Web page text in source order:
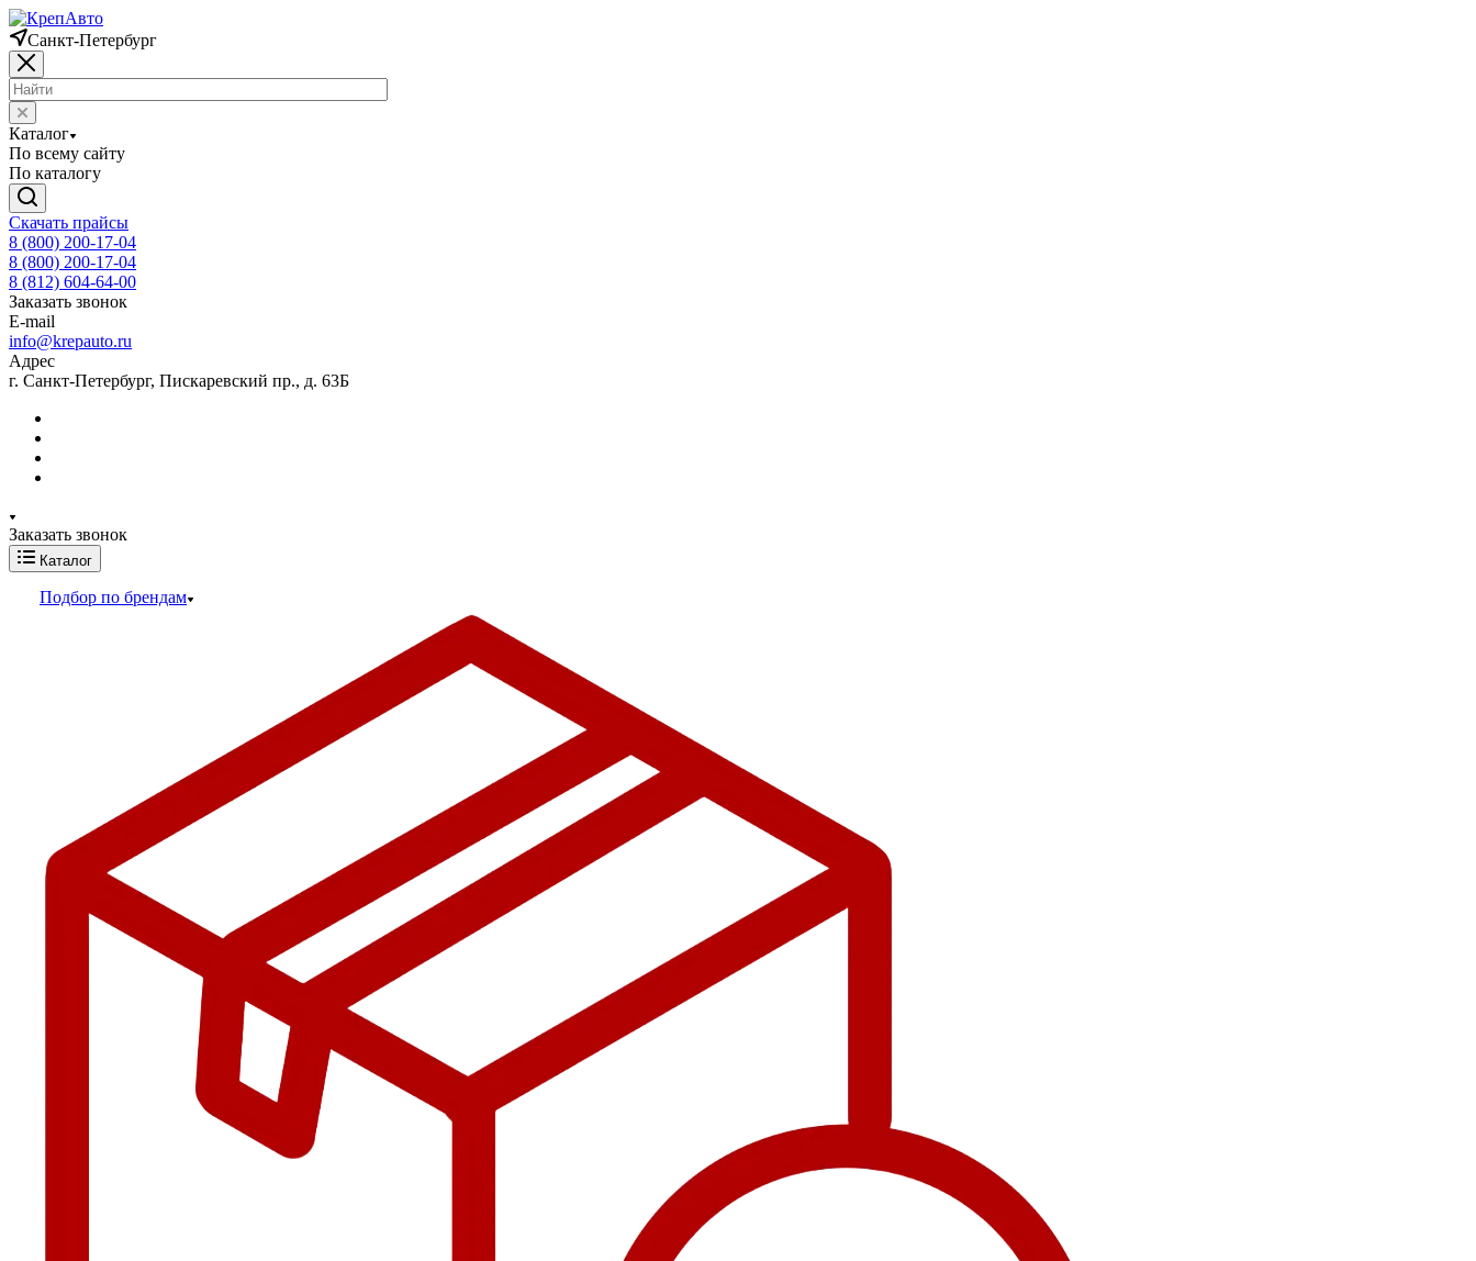
Санкт-Петербург
Каталог
По всему сайту
По каталогу
Скачать прайсы
8 (800) 200-17-04
8 (800) 200-17-04
8 (812) 604-64-00
Заказать звонок
E-mail
info@krepauto.ru
Адрес
г. Санкт-Петербург, Пискаревский пр., д. 63Б
Заказать звонок
Каталог
Подбор по брендам